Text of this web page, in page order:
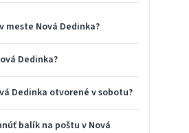
meste Nová Dedinka?
Dedinka?
Dedinka otvorené v sobotu?
balík na poštu v Nová